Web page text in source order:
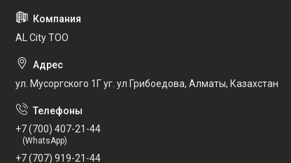
AL City ТОО
ул. Мусоргского 1Г уг. ул Грибоедова, Алматы, Казахстан
+7 (700) 407-21-44
(WhatsApp)
+7 (707) 919-21-44